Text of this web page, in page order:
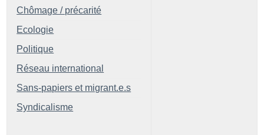
Chômage / précarité
Ecologie
Politique
Réseau international
Sans-papiers et migrant.e.s
Syndicalisme